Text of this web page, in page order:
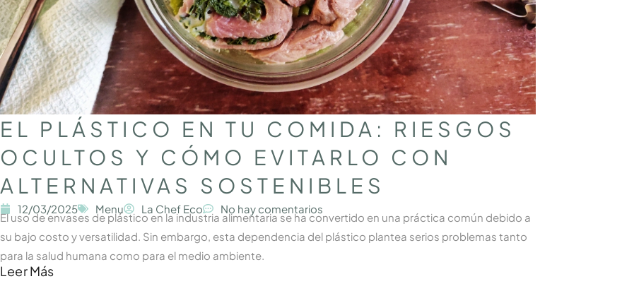
EL PLÁSTICO EN TU COMIDA: RIESGOS
OCULTOS Y CÓMO EVITARLO CON
ALTERNATIVAS SOSTENIBLES
12/03/2025 Menu La Chef Eco No hay comentarios
El uso de envases de plástico en la industria alimentaria se ha convertido en una práctica común debido a
su bajo costo y versatilidad. Sin embargo, esta dependencia del plástico plantea serios problemas tanto
para la salud humana como para el medio ambiente.
Leer Más